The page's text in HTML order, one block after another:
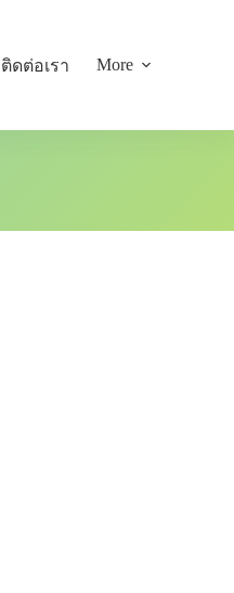
ติดต่อเรา More